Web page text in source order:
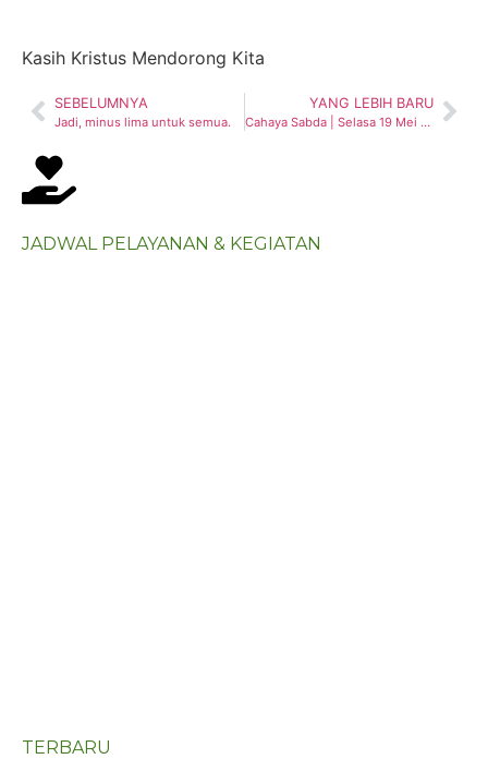
Kasih Kristus Mendorong Kita
SEBELUMNYA
Jadi, minus lima untuk semua.
YANG LEBIH BARU
Cahaya Sabda | Selasa 19 Mei 2026
JADWAL PELAYANAN & KEGIATAN
TERBARU